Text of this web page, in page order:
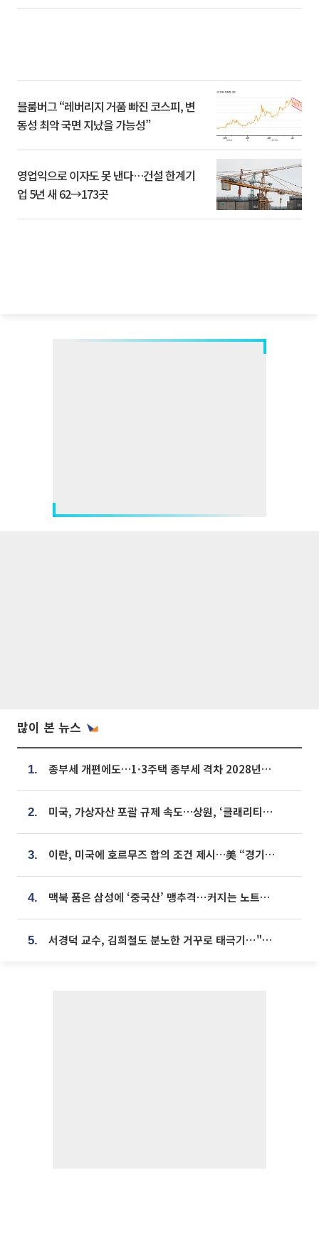
블룸버그 “레버리지 거품 빠진 코스피, 변
동성 최악 국면 지났을 가능성”
영업익으로 이자도 못 낸다…건설 한계기
업 5년 새 62→173곳
많이 본 뉴스
1. 종부세 개편에도…1·3주택 종부세 격차 2028년부터 확대
2. 미국, 가상자산 포괄 규제 속도…상원, ‘클래리티법’ 9월 절차투표 추진
3. 이란, 미국에 호르무즈 합의 조건 제시…美 “경기 아직 안 끝나” [종합]
4. 맥북 품은 삼성에 ‘중국산’ 맹추격⋯커지는 노트북 OLED 시장
5. 서경덕 교수, 김희철도 분노한 거꾸로 태극기⋯"엉터리는 아냐, 아쉬울 뿐"